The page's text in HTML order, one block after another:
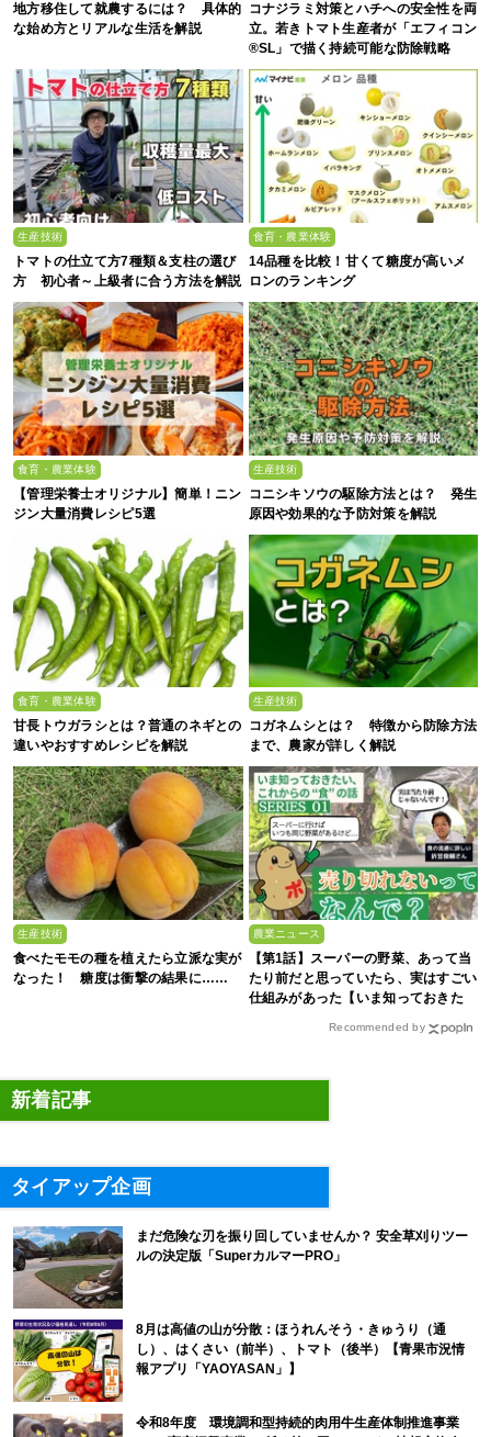
地方移住して就農するには？ 具体的
な始め方とリアルな生活を解説
コナジラミ対策とハチへの安全性を両
立。若きトマト生産者が「エフィコン
®SL」で描く持続可能な防除戦略
生産技術
トマトの仕立て方7種類＆支柱の選び
方 初心者～上級者に合う方法を解説
食育・農業体験
14品種を比較！甘くて糖度が高いメ
ロンのランキング
食育・農業体験
【管理栄養士オリジナル】簡単！ニン
ジン大量消費レシピ5選
生産技術
コニシキソウの駆除方法とは？ 発生
原因や効果的な予防対策を解説
食育・農業体験
甘長トウガラシとは？普通のネギとの
違いやおすすめレシピを解説
生産技術
コガネムシとは？ 特徴から防除方法
まで、農家が詳しく解説
生産技術
食べたモモの種を植えたら立派な実が
なった！ 糖度は衝撃の結果に……
農業ニュース
【第1話】スーパーの野菜、あって当
たり前だと思っていたら、実はすごい
仕組みがあった【いま知っておきた
Recommended by
新着記事
タイアップ企画
まだ危険な刃を振り回していませんか？ 安全草刈りツー
ルの決定版「SuperカルマーPRO」
8月は高値の山が分散：ほうれんそう・きゅうり（通
し）、はくさい（前半）、トマト（後半）【青果市況情
報アプリ「YAOYASAN」】
令和8年度 環境調和型持続的肉用牛生産体制推進事業